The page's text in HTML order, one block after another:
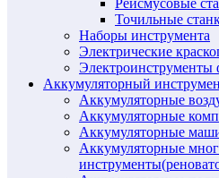
Точильные
Наборы инструмента
Электрические
Электроинструменты
Аккумуляторный
Аккумуляторные
Аккумуляторные
Аккумуляторные
Аккумуляторные